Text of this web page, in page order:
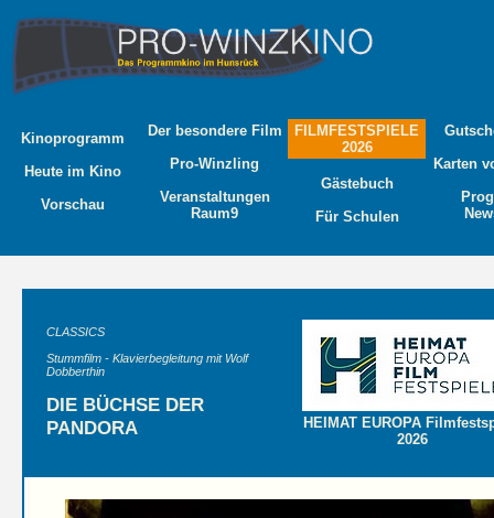
Kinoprogramm
Heute im Kino
Vorschau
Der besondere Film
Pro-Winzling
Veranstaltungen
Raum9
FILMFESTSPIELE
2026
Gästebuch
Für Schulen
Karten
CLASSICS
Stummfilm - Klavierbegleitung mit Wolf
Dobberthin
DIE BÜCHSE DER
PANDORA
HEIMAT EUROPA
2026